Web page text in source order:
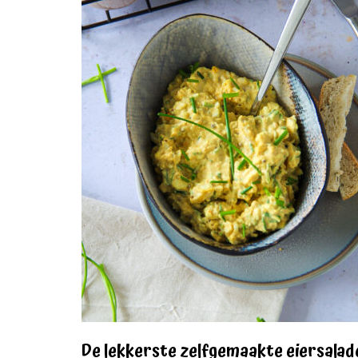
De lekkerste zelfgemaakte